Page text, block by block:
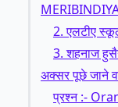
2. एलटीए
3. शहनाज
अक्सर पूछे जाने
प्रश्न :-